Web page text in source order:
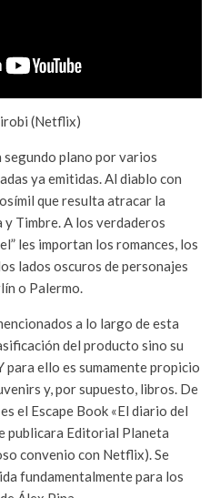
(Netflix)
segundo plano por varios
ya emitidas. Al diablo con
que resulta atracar la
Timbre. A los verdaderos
les importan los romances, los
lados oscuros de personajes
o Palermo.
a lo largo de esta
del producto sino su
para ello es sumamente propicio
y, por supuesto, libros. De
el Escape Book «El diario del
publicara Editorial Planeta
convenio con Netflix). Se
fundamentalmente para los